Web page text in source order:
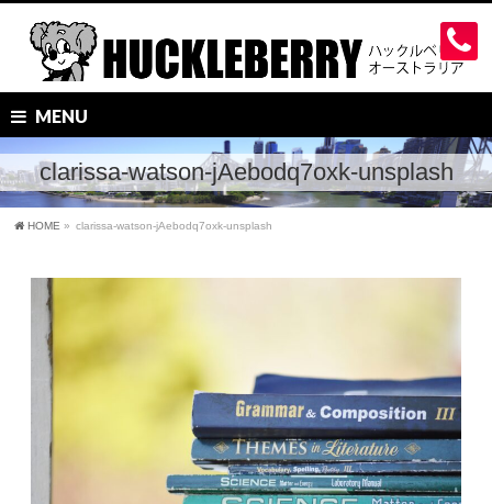
MENU
clarissa-watson-jAebodq7oxk-unsplash
HOME » clarissa-watson-jAebodq7oxk-unsplash